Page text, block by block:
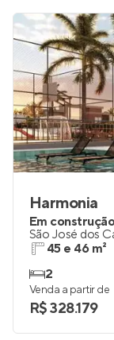
Harmonia
Em
São José dos
45 e 46 m²
2
Venda a partir de
R$ 328.179